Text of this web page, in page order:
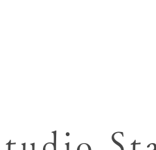
入園入学･卒園卒業